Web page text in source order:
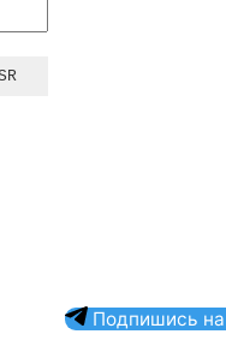
Подпишись на